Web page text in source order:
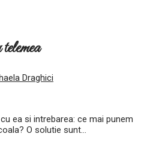
Draghici
ea si intrebarea: ce mai punem
O solutie sunt...